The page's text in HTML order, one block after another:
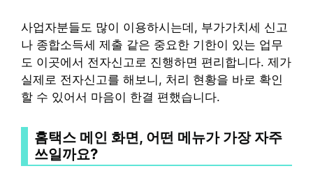
사업자분들도 많이 이용하시는데, 부가가치세 신고
나 종합소득세 제출 같은 중요한 기한이 있는 업무
도 이곳에서 전자신고로 진행하면 편리합니다. 제가
실제로 전자신고를 해보니, 처리 현황을 바로 확인
할 수 있어서 마음이 한결 편했습니다.
홈택스 메인 화면, 어떤 메뉴가 가장 자주
쓰일까요?